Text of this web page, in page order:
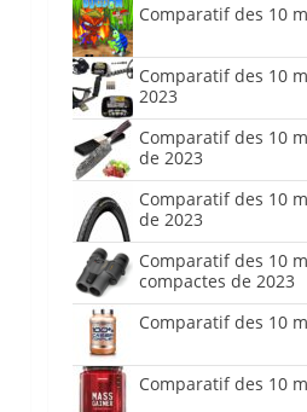
Comparatif des 10
Comparatif des 10
2023
Comparatif des 10
de 2023
Comparatif des 10
de 2023
Comparatif des 10
compactes de 2023
Comparatif des 10
Comparatif des 10